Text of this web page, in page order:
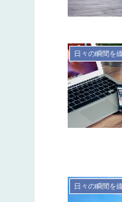
日々の瞬間を
日々の瞬間を